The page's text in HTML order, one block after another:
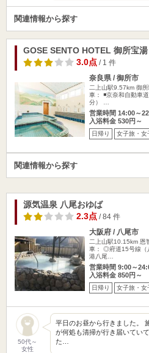
関連情報から探す
GOSE SENTO HOTEL 御所宝湯
3.0点/ 1 件
奈良県 / 御所市
二上山駅9.57km 御
車： ◾️京奈和自動車
分） …
営業時間 14:00～
入浴料金 530円～
日帰り 女子旅・女
関連情報から探す
源気温泉 八尾おゆば
2.3点/ 84 件
大阪府 / 八尾市
二上山駅10.15km 恩
車： ◎府道15号線（
港八尾…
営業時間 9:00～
入浴料金 850円～
日帰り 女子旅・女
50代～
女性
平日のお昼から行きました。
が何処も清掃が行き届いてい
た…